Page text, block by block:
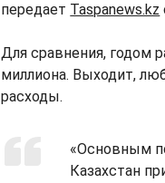
передает Taspanews.kz
Для сравнения, годом
миллиона. Выходит,
расходы.
«Основным
Казахстан